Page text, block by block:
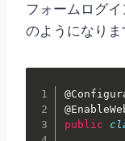
フォームログ
のようになりま
public